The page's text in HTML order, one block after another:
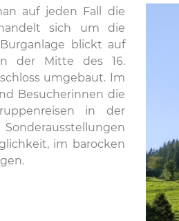
auf jeden Fall die
sich um die
blickt auf
der Mitte des 16.
umgebaut. Im
Besucherinnen die
in der
im barocken